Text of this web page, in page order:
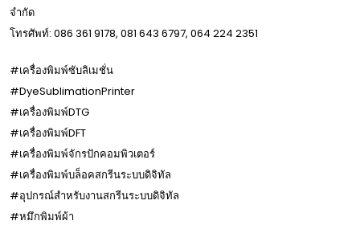
จำกัด
โทรศัพท์: 086 361 9178, 081 643 6797, 064 224 2351
#เครื่องพิมพ์ซับลิเมชั่น
#DyeSublimationPrinter
#เครื่องพิมพ์DTG
#เครื่องพิมพ์DFT
#เครื่องพิมพ์จักรปักคอมพิวเตอร์
#เครื่องพิมพ์บล็อคสกรีนระบบดิจิทัล
#อุปกรณ์สำหรับงานสกรีนระบบดิจิทัล
#หมึกพิมพ์ผ้า